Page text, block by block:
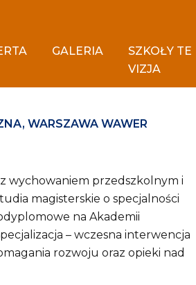
GALERIA
SZKOŁY TE
VIZJA
WARSZAWA WAWER
wychowaniem przedszkolnym i
magisterskie o specjalności
na Akademii
– wczesna interwencja
rozwoju oraz opieki nad